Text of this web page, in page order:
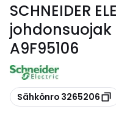
SCHNEIDER
johdonsuojak
A9F95106
Kopioi
Sähkönro 3265206